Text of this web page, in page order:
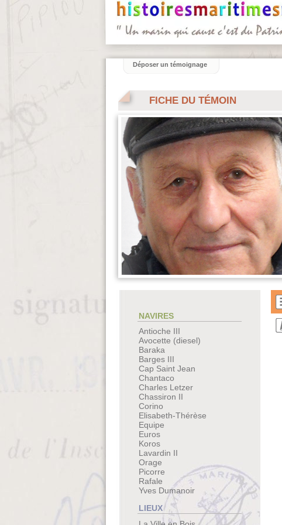
FICHE DU TÉMOIN
NAVIRES
Antioche III
Avocette (diesel)
Baraka
Barges III
Cap Saint Jean
Chantaco
Charles Letzer
Chassiron II
Corino
Elisabeth-Thérèse
Equipe
Euros
Koros
Lavardin II
Orage
Picorre
Rafale
Yves Dumanoir
LIEUX
Déposer un témoignage